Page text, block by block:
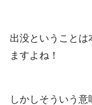
出没ということは
ますよね！
しかしそういう意